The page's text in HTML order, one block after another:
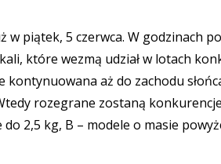
w piątek, 5 czerwca. W godzinach
które wezmą udział w lotach
aż do zachodu
rozegrane zostaną
2,5 kg, B – modele o masie